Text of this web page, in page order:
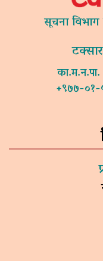
सूचना
+९७७-